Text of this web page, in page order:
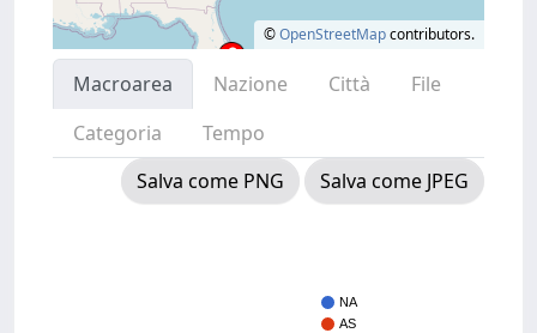
©OpenStreetMapcontributors.
Macroarea Nazione Città
File
Categoria
Tempo
Salva come PNG
Salva come JPEG
NA
AS